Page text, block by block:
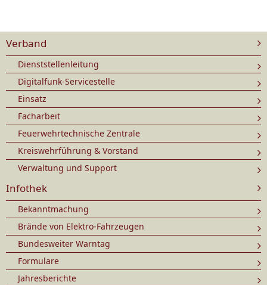
Verband
Dienststellenleitung
Digitalfunk-Servicestelle
Einsatz
Facharbeit
Feuerwehrtechnische Zentrale
Kreiswehrführung & Vorstand
Verwaltung und Support
Infothek
Bekanntmachung
Brände von Elektro-Fahrzeugen
Bundesweiter Warntag
Formulare
Jahresberichte